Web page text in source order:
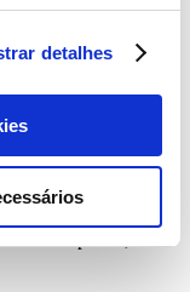
detalhes
de pescado
atingindo uma
de pescado fresco.
atual de
espécies, como